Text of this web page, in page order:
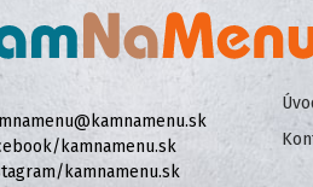
kamnamenu.sk
kamnamenu.sk